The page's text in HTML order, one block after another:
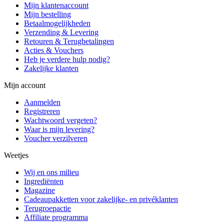
Mijn klantenaccount
Mijn bestelling
Betaalmogelijkheden
Verzending & Levering
Retouren & Terugbetalingen
Acties & Vouchers
Heb je verdere hulp nodig?
Zakelijke klanten
Mijn account
Aanmelden
Registreren
Wachtwoord vergeten?
Waar is mijn levering?
Voucher verzilveren
Weetjes
Wij en ons milieu
Ingrediënten
Magazine
Cadeaupakketten voor zakelijke- en privéklanten
Terugroepactie
Affiliate programma